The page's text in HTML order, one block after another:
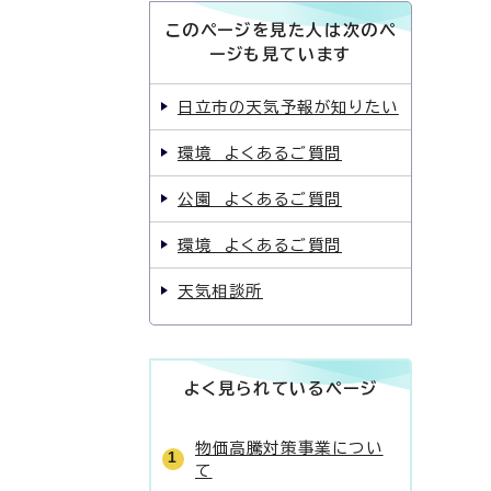
このページを見た人は次のペ
ージも見ています
日立市の天気予報が知りたい
環境 よくあるご質問
公園 よくあるご質問
環境 よくあるご質問
天気相談所
よく見られているページ
物価高騰対策事業につい
て